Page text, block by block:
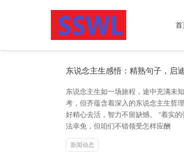
首
东说念主生感悟：精熟句子，启
东说念主生如一场旅程，途中充满未
考，但齐蕴含着深入的东说念主生哲
好精心去活，智力不留缺憾。 “着实
法幸免，但咱们不错领受怎样应酬
新闻动态